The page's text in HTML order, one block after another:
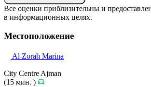
Все оценки приблизительны и
в информационных целях.
Местоположение
Al Zorah Marina
City Centre Ajman
(15 мин. )